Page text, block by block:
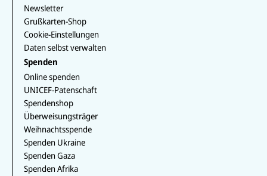
Newsletter
Grußkarten-Shop
Cookie-Einstellungen
Daten selbst verwalten
Spenden
Online spenden
UNICEF-Patenschaft
Spendenshop
Überweisungsträger
Weihnachtsspende
Spenden Ukraine
Spenden Gaza
Spenden Afrika